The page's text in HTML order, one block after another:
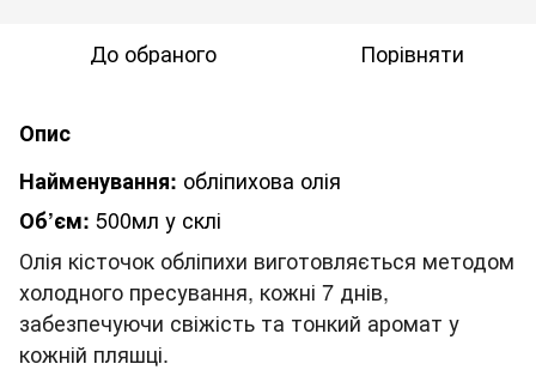
До обраного Порівняти
Опис
Найменування: обліпихова олія
Об’єм: 500мл у склі
Олія кісточок обліпихи виготовляється методом
холодного пресування, кожні 7 днів,
забезпечуючи свіжість та тонкий аромат у
кожній пляшці.